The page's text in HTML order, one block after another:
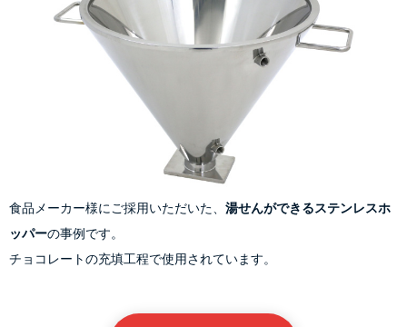
食品メーカー様にご採用いただいた、 湯せんができるステンレスホ
ッパーの事例です。
チョコレートの充填工程で使用されています。